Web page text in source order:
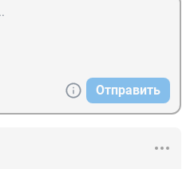
Отправить